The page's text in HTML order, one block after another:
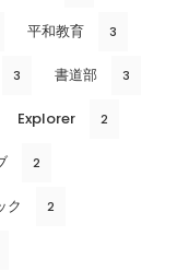
平和教育 3
3 書道部 3
Explorer 2
2
ク 2